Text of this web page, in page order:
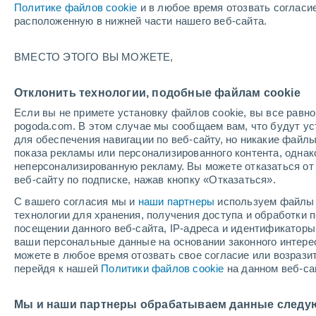
Политике файлов cookie и в любое время отозвать
расположенную в нижней части нашего веб-сайта.
ВМЕСТО ЭТОГО ВЫ МОЖЕТЕ,
Отклонить технологии, подобные файлам cookie
Если вы не примете установку файлов cookie, вы все
pogoda.com. В этом случае мы сообщаем вам, что будут
для обеспечения навигации по веб-сайту, но никакие
показа рекламы или персонализированного контента,
неперсонализированную рекламу. Вы можете отказаться
веб-сайту по подписке, нажав кнопку «Отказаться».
С вашего согласия мы и наши партнеры используем файлы
технологии для хранения, получения доступа и
посещении данного веб-сайта, IP-адреса и
ваши персональные данные на основании законного
можете в любое время отозвать свое согласие или
перейдя к нашей Политики файлов cookie на данном веб-
Мы и наши партнеры обрабатываем данные
А - Ч Ц - И К - Л М - О П - Ш С - Ю В
Акбашева
Алабуга
Александро-Невский
Александровка
Аллаки
Алтынташ
Аминево